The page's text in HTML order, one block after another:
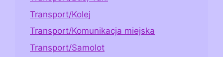
Transport/Kolej
Transport/Komunikacja miejska
Transport/Samolot